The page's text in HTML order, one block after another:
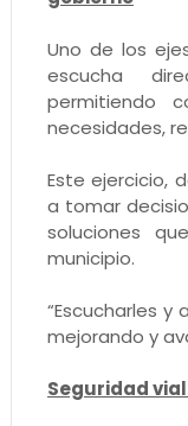
Uno de los
escucha
permitiendo
necesidades,
Este ejercicio,
a tomar
soluciones
municipio.
“Escucharles
mejorando y
Seguridad